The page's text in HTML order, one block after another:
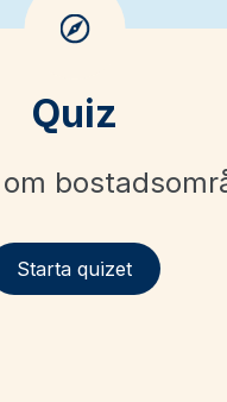
Quiz
Starta quizet